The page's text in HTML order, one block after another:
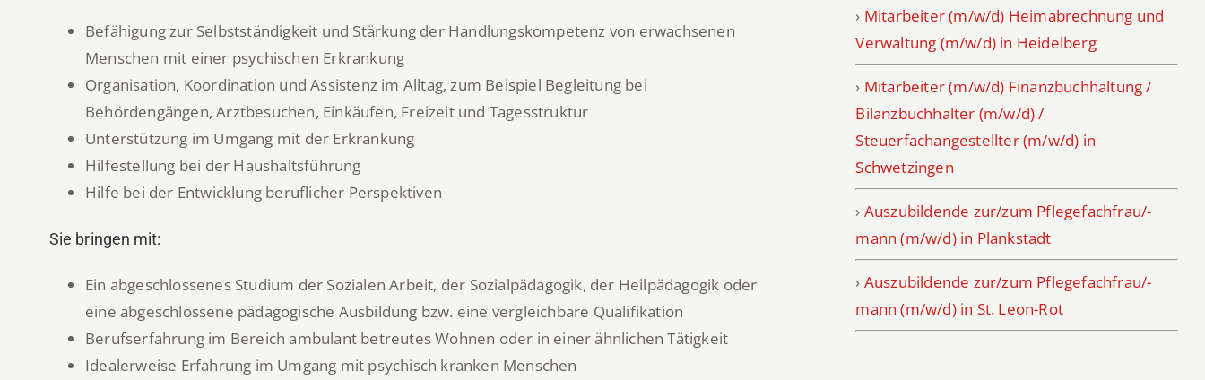
Befähigung zur Selbstständigkeit und Stärkung der Handlungskompetenz von erwachsenen
Menschen mit einer psychischen Erkrankung
Organisation, Koordination und Assistenz im Alltag, zum Beispiel Begleitung bei
Behördengängen, Arztbesuchen, Einkäufen, Freizeit und Tagesstruktur
Unterstützung im Umgang mit der Erkrankung
Hilfestellung bei der Haushaltsführung
Hilfe bei der Entwicklung beruflicher Perspektiven
Sie bringen mit:
Ein abgeschlossenes Studium der Sozialen Arbeit, der Sozialpädagogik, der Heilpädagogik oder
eine abgeschlossene pädagogische Ausbildung bzw. eine vergleichbare Qualifikation
Berufserfahrung im Bereich ambulant betreutes Wohnen oder in einer ähnlichen Tätigkeit
Idealerweise Erfahrung im Umgang mit psychisch kranken Menschen
› Mitarbeiter (m/w/d) Heimabrechnung und
Verwaltung (m/w/d) in Heidelberg
› Mitarbeiter (m/w/d) Finanzbuchhaltung /
Bilanzbuchhalter (m/w/d) /
Steuerfachangestellter (m/w/d) in
Schwetzingen
› Auszubildende zur/zum Pflegefachfrau/-
mann (m/w/d) in Plankstadt
› Auszubildende zur/zum Pflegefachfrau/-
mann (m/w/d) in St. Leon-Rot